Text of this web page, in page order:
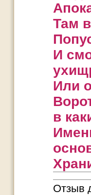
Там
И
Или
в
Отзыв